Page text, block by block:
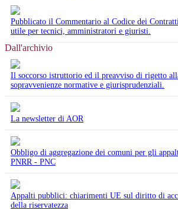
Pubblicato il Commentario al Codice dei
utile per tecnici, amministratori e giuristi.
Dall'archivio
Il soccorso istruttorio ed il preavviso di rigetto
sopravvenienze normative e giurisprudenziali.
La newsletter di AOR
Obbligo di aggregazione dei comuni per gli
PNRR - PNC
Appalti pubblici: chiarimenti UE sul diritto di
della riservatezza